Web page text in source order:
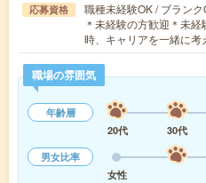
応募資格
職種未経験OK / ブラン
＊未経験の方歓迎＊未
時、キャリアを一緒に
職場の雰囲気
年齢層
20代
30代
男女比率
女性